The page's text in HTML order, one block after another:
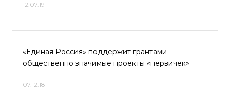
12.07.19
«Единая Россия» поддержит грантами
общественно значимые проекты «первичек»
07.12.18